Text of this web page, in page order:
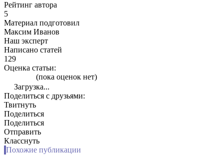
Рейтинг автора
5
Материал подготовил
Максим Иванов
Наш эксперт
Написано статей
129
Оценка статьи:
(пока оценок нет)
Загрузка...
Поделиться с друзьями:
Твитнуть
Поделиться
Поделиться
Отправить
Класснуть
Похожие публикации